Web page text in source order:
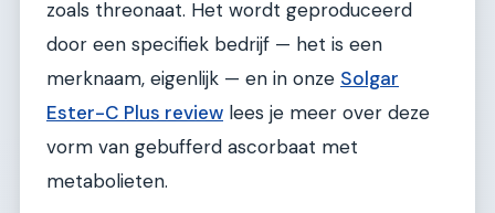
zoals threonaat. Het wordt geproduceerd
door een specifiek bedrijf — het is een
merknaam, eigenlijk — en in onze Solgar
Ester-C Plus review lees je meer over deze
vorm van gebufferd ascorbaat met
metabolieten.